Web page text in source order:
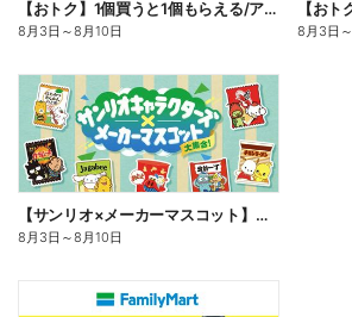
【おトク】1個買うと1個もらえる/アイス
8月3日 ～8月10日 8月3日 ～
【サンリオ×メーカーマスコット】オリジナルグッズ貰える!
8月3日 ～8月10日